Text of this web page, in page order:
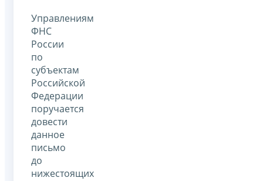
Управлениям
ФНС
России
по
субъектам
Российской
Федерации
поручается
довести
данное
письмо
до
нижестоящих